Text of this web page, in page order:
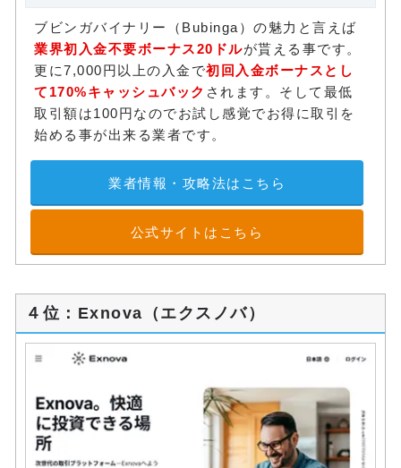
ブビンガバイナリー（Bubinga）の魅力と言えば
業界初入金不要ボーナス20ドルが貰える事です。
更に7,000円以上の入金で初回入金ボーナスとし
て170%キャッシュバック されます。そして最低
取引額は100円なのでお試し感覚でお得に取引を
始める事が出来る業者です。
業者情報・攻略法はこちら
公式サイトはこちら
４位：Exnova（エクスノバ）